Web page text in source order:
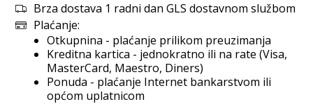
Brza dostava 1 radni dan GLS dostavnom službom
Plaćanje:
Otkupnina - plaćanje prilikom preuzimanja
Kreditna kartica - jednokratno ili na rate (Visa,
MasterCard, Maestro, Diners)
Ponuda - plaćanje Internet bankarstvom ili
općom uplatnicom